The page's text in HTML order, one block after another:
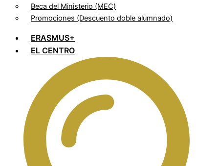
Beca del Ministerio (MEC)
Promociones (Descuento doble alumnado)
ERASMUS+
EL CENTRO